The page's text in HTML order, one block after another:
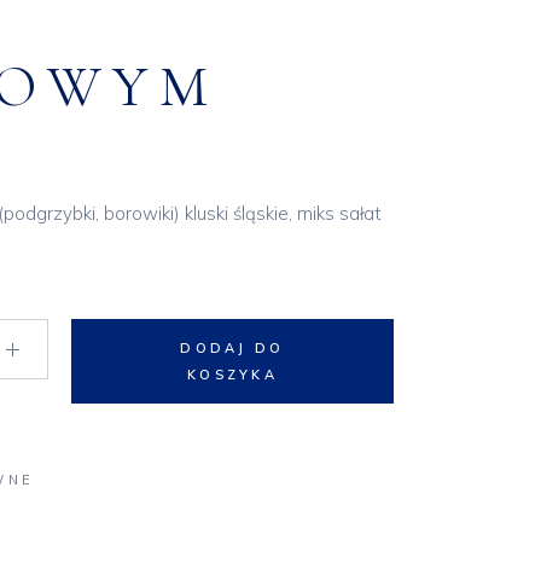
borowiki) kluski śląskie, miks sałat
grzybowym quantity
DODAJ DO
KOSZYKA